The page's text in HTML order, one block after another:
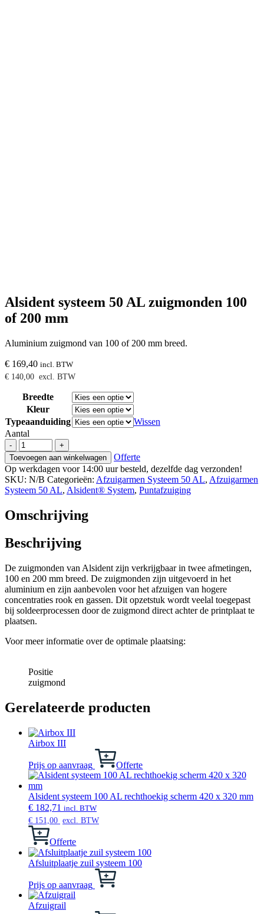
Alsident systeem 50 AL zuigmonden 100
of 200 mm
Aluminium zuigmond van 100 of 200 mm breed.
€ 169,40 incl. BTW
€ 140,00 excl. BTW
Breedte
Kleur
Typeaanduiding
Wissen
Aantal
-
Alsident
systeem
50
AL
zuigmonden
100
200
aantal
+
Toevoegen aan winkelwagen
Offerte
Op werkdagen voor 14:00 uur besteld, dezelfde dag verzonden!
SKU: N/B Categorieën: Afzuigarmen Systeem 50 AL, Afzuigarmen
Systeem 50 AL, Alsident® System, Puntafzuiging
Omschrijving
Beschrijving
De zuigmonden van Alsident zijn verkrijgbaar in twee afmetingen,
100 en 200 mm breed. De zuigmonden zijn uitgevoerd in het
aluminium en zijn aanbevolen voor het afzuigen van hogere
concentraties rook en gassen. Dit opzetstuk wordt veelal toegepast
bij soldeerprocessen door de zuigmond direct achter de printplaat te
plaatsen.
Voor meer informatie over de optimale plaatsing:
Positie
zuigmond
Gerelateerde producten
Airbox III
Prijs op aanvraag Offerte
Alsident systeem 100 AL rechthoekig scherm 420 x 320 mm
€ 182,71 incl. BTW
€ 151,00 excl. BTW
Offerte
Afsluitplaatje zuil systeem 100
Prijs op aanvraag
Dit
Afzuigrail